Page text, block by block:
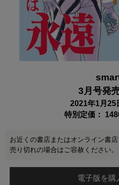
3月号発
2021年1月25
特別定価：
お近くの書店またはオンライン書店
売り切れの場合はご容赦ください。
電子版を購